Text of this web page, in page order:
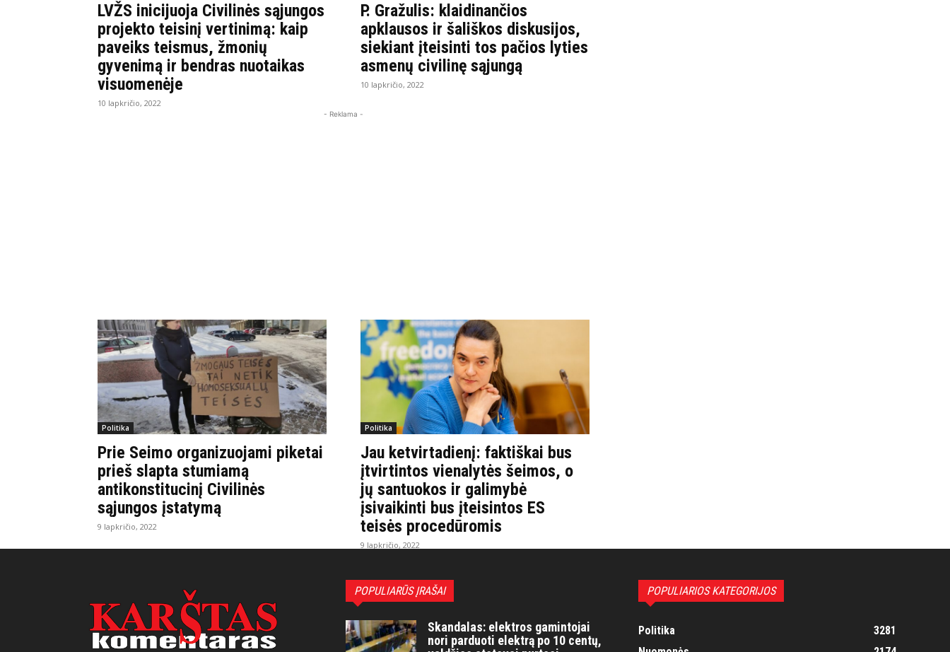
LVŽS inicijuoja Civilinės sąjungos
projekto teisinį vertinimą: kaip
paveiks teismus, žmonių
gyvenimą ir bendras nuotaikas
visuomenėje
10 lapkričio, 2022
P. Gražulis: klaidinančios
apklausos ir šališkos diskusijos,
siekiant įteisinti tos pačios lyties
asmenų civilinę sąjungą
10 lapkričio, 2022
- Reklama -
Politika
Prie Seimo organizuojami piketai
prieš slapta stumiamą
antikonstitucinį Civilinės
sąjungos įstatymą
9 lapkričio, 2022
Politika
Jau ketvirtadienį: faktiškai bus
įtvirtintos vienalytės šeimos, o
jų santuokos ir galimybė
įsivaikinti bus įteisintos ES
teisės procedūromis
9 lapkričio, 2022
POPULIARŪS ĮRAŠAI
Skandalas: elektros gamintojai
nori parduoti elektrą po 10 centų,
POPULIARIOS KATEGORIJOS
Politika
3281